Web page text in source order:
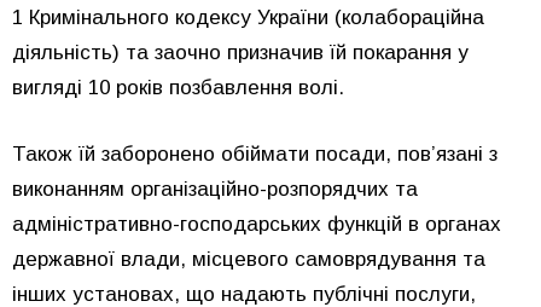
1 Кримінального кодексу України (колабораційна
діяльність) та заочно призначив їй покарання у
вигляді 10 років позбавлення волі.
Також їй заборонено обіймати посади, пов’язані з
виконанням організаційно-розпорядчих та
адміністративно-господарських функцій в органах
державної влади, місцевого самоврядування та
інших установах, що надають публічні послуги,